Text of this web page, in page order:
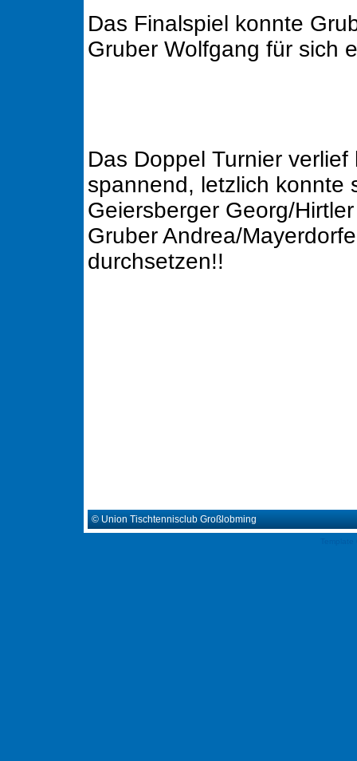
Das Finalspiel konnte
Gruber Wolfgang für sich
Das Doppel Turnier verlief
spannend, letzlich konnte
Geiersberger Georg/
Gruber Andrea/
durchsetzen!!
© Union Tischtennisclub Großlobming